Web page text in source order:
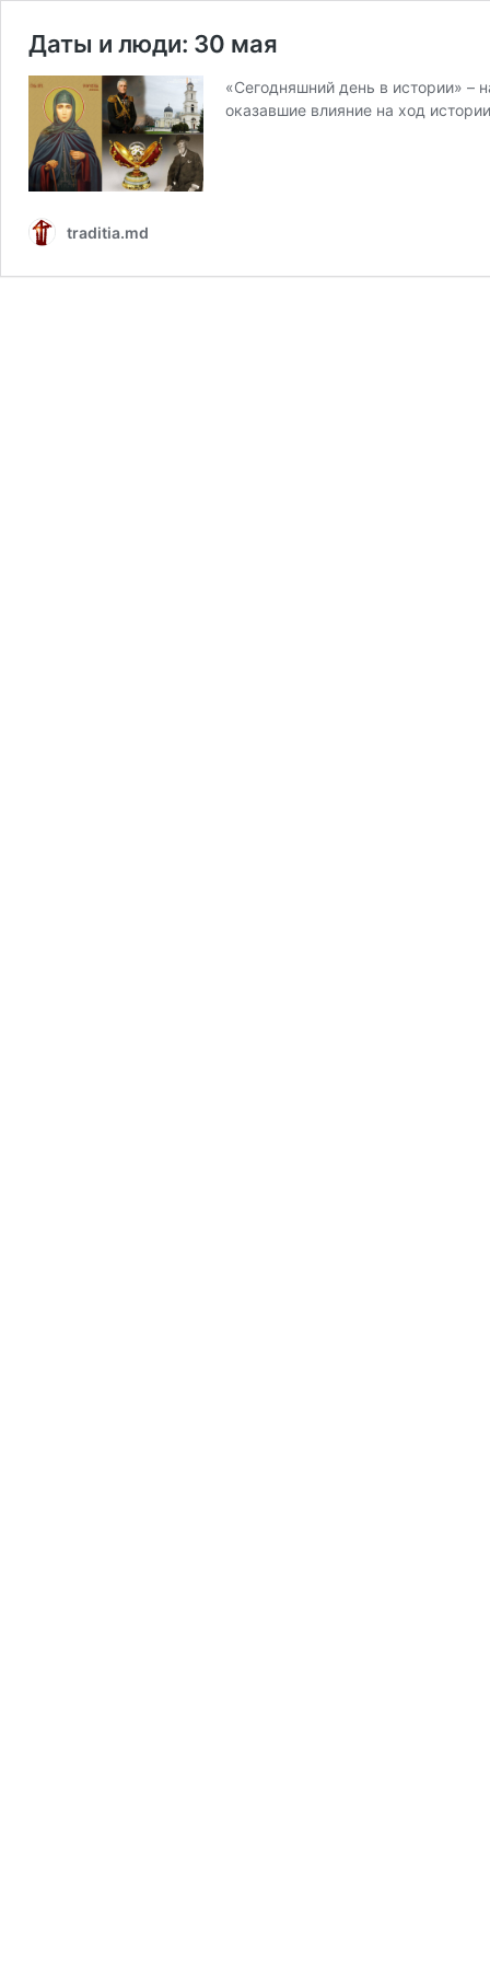
Даты и люди: 30 мая
«Сегодняшний день в истории»
оказавшие влияние на ход
traditia.md